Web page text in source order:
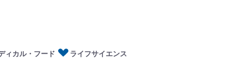
カル・フード
ィカル・フード ライフサイエンス